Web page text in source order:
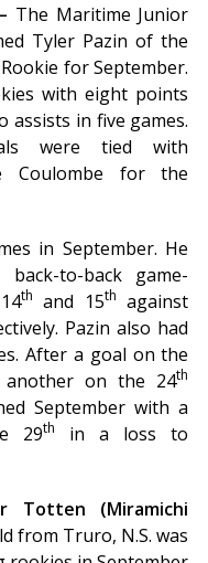
The Maritime Junior
Tyler Pazin of the
for September.
with eight points
assists in five games.
were tied with
Coulombe for the
in September. He
to-back game-
th and 15th against
Pazin also had
After a goal on the
another on the 24th
September with a
29th
in a loss to
Totten (Miramichi
from Truro, N.S. was